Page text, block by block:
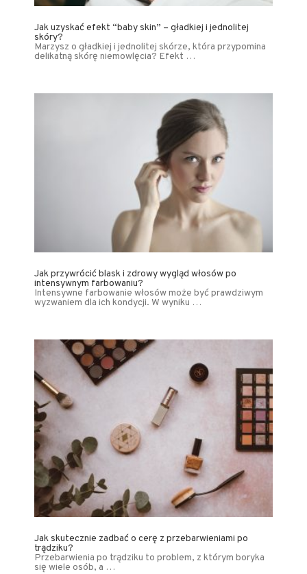
Jak uzyskać efekt “baby skin” – gładkiej i jednolitej
skóry?
Marzysz o gładkiej i jednolitej skórze, która przypomina
delikatną skórę niemowlęcia? Efekt …
Jak przywrócić blask i zdrowy wygląd włosów po
intensywnym farbowaniu?
Intensywne farbowanie włosów może być prawdziwym
wyzwaniem dla ich kondycji. W wyniku …
Jak skutecznie zadbać o cerę z przebarwieniami po
trądziku?
Przebarwienia po trądziku to problem, z którym boryka
się wiele osób, a …